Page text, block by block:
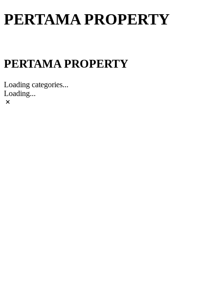
PERTAMA PROPERTY
PERTAMA PROPERTY
Loading categories...
Loading...